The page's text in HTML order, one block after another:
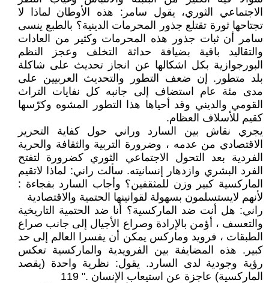
الاجتماعي الثوري، يقول سامر: هذه الأوطان لماذا لا
تجتاحها ثورة تقتلع جذور المحرمات الدينية؟ بالطبع ينسى
سامر أن ثبات جذور هذه المحرمات وكثير من العادات
والتقاليد باقية بضيافة حداثة التخلف وعجز النظم
البورجوازية بكل اشكالها عن انجاز تحديث على شاكلة
بلد متطور. إن ضعف التطور والتحديث العربيين على
مدى مئة عام استضاف إلى جانبه كل نفايات التراث
القومي والديني وقد أحياها هذا التطور المشوه وكرّسها
كقيم للأسلاف العظام.
يجري نقاش بين السارد وراني حول كفاية التحرير
الاقتصادي من عدمه ، وضرورة التربية والثقافة والحرية
الفردية بعد التحول الاجتماعي الثوري كضرورة لتفتح
الفرد البشري وازدهار إنسانيته. سألت راني: لماذا لاتقيم
الماركسية كبير وزن للمثقفين؟ وأجاب السارد بفجاءة :
لأنهم لايستسلمون بسهولة لقوانينها الحتمية والاقتصادية
راني: هل أنت ضد الماركسية؟ أنا ضد الحتمية التاريخية
والتعسف ، أؤمن بالإرادة وصراع الأجيال إلى جانب صراع
الطبقات ، فرويد وماركس يمكن أن يفسرا العالم إلى حد
كبير. هذه المضايفة بين الفرويدية والماركسية تعكس
رؤية وجودية لدى السارد. يقول: نظرية واحدة (يقصد
الماركسية) عاجزة عن استيعاب الإنسان ." 119